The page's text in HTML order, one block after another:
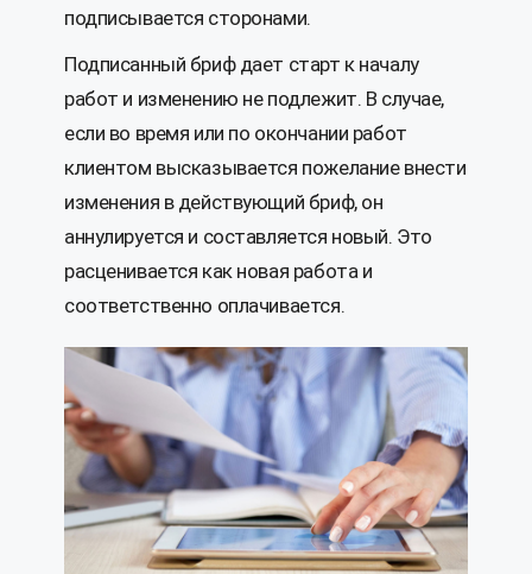
подписывается сторонами.
Подписанный бриф дает старт к началу
работ и изменению не подлежит. В случае,
если во время или по окончании работ
клиентом высказывается пожелание внести
изменения в действующий бриф, он
аннулируется и составляется новый. Это
расценивается как новая работа и
соответственно оплачивается.